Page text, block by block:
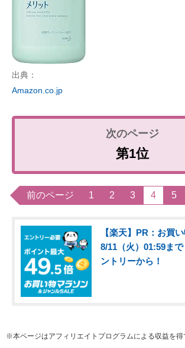
出典：
Amazon.co.jp
第1位
前のページ 1 2 3 4 5
【楽天】PR：お買
8/11（火）01:59ま
ントリーから！
※本ページはアフィリエイトプログラムによる収益を得